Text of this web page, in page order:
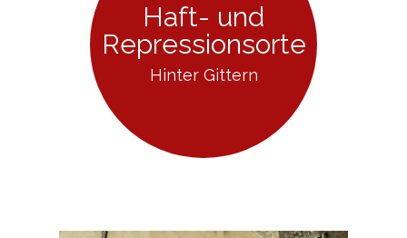
Haft- und
Repressionsorte
Hinter Gittern